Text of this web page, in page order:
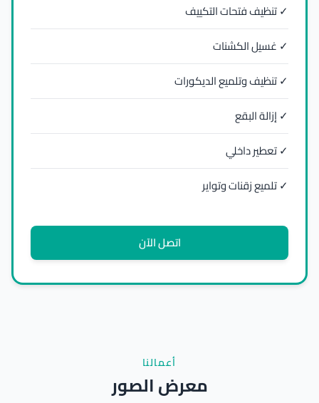
✓ تنظيف فتحات التكييف
✓ غسيل الكشنات
✓ تنظيف وتلميع الديكورات
✓ إزالة البقع
✓ تعطير داخلي
✓ تلميع زقنات وتواير
اتصل الآن
أعمالنا
معرض الصور